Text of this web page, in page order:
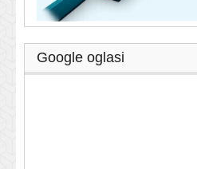
Google oglasi